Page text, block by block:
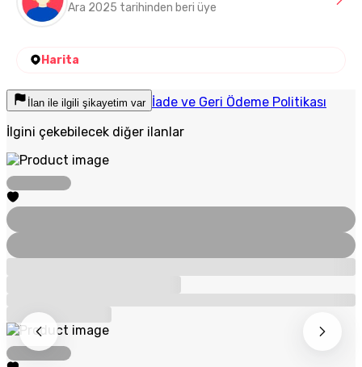
Ara 2025 tarihinden beri üye
Harita
İlan ile ilgili şikayetim var İade ve Geri Ödeme Politikası
İlgini çekebilecek diğer ilanlar